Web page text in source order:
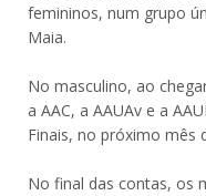
femininos, num grupo
Maia.
No masculino, ao
a AAC, a AAUAv e a
Finais, no próximo mês
No final das contas, os